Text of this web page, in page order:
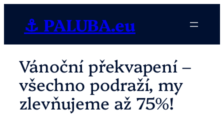
obsah
⚓ PALUBA.eu
Vánoční překvapení –
všechno podraží, my
zlevňujeme až 75%!